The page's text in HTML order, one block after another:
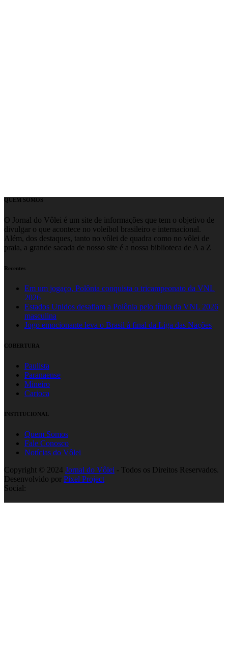
QUEM SOMOS
O Jornal do Vôlei é um site de informações que tem o objetivo de
divulgar o que acontece no voleibol brasileiro e internacional.
Além, dos destaques, tanto no vôlei de quadra como no vôlei de
praia, a grande sacada de nosso site é a nossa biblioteca de A a Z
Recentes
Em um jogaço, Polônia conquista o tricampeonato da VNL
2026
Estados Unidos desafiam a Polônia pelo título da VNL 2026
masculina
Jogo emocionante leva o Brasil à final da Liga das Nações
COBERTURA
Paulista
Paranaense
Mineiro
Carioca
INSTITUCIONAL
Quem Somos
Fale Conosco
Notícias do Vôlei
Copyright © 2024 Jornal do Vôlei - Todos os Direitos Reservados.
Desenvolvido por Pixel Project
Social: